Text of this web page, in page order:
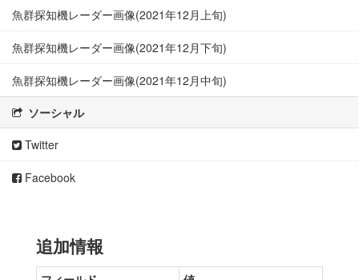
魚群探知機レーダー画像(2021年12月上旬)
魚群探知機レーダー画像(2021年12月下旬)
魚群探知機レーダー画像(2021年12月中旬)
ソーシャル
Twitter
Facebook
追加情報